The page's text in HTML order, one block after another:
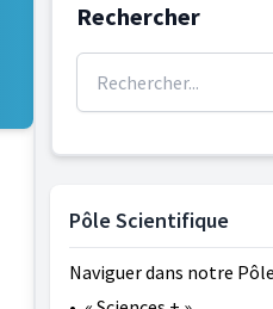
Rechercher
Pôle Scientifique
Naviguer dans notre